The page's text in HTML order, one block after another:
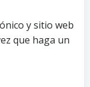
y sitio web
que haga un